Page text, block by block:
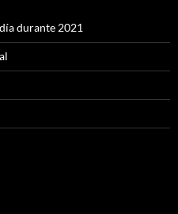
durante 2021